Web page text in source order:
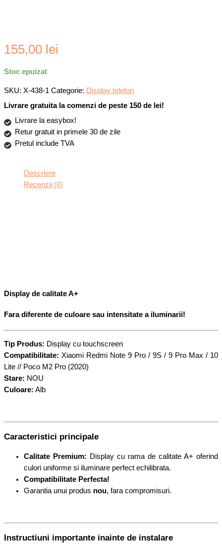
155,00 lei
Stoc epuizat
SKU: X-438-1 Categorie: Display telefon
Livrare gratuita la comenzi de peste 150 de lei!
Livrare la easybox!
Retur gratuit in primele 30 de zile
Pretul include TVA
Descriere
Recenzii (0)
Display de calitate A+
Fara diferente de culoare sau intensitate a iluminarii!
Tip Produs: Display cu touchscreen
Compatibilitate: Xiaomi Redmi Note 9 Pro / 9S / 9 Pro Max / 10
Lite // Poco M2 Pro (2020)
Stare: NOU
Culoare: Alb
Caracteristici principale
Calitate Premium: Display cu rama de calitate A+ oferind
culori uniforme si iluminare perfect echilibrata.
Compatibilitate Perfecta!
Garantia unui produs nou, fara compromisuri.
Instructiuni importante inainte de instalare